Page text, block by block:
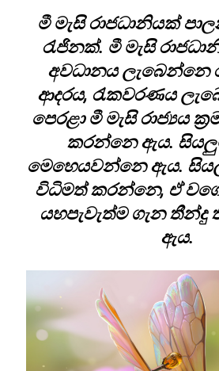
මී මැසි රාජධානියක්
රැජිනක්. මී මැසි
අවධානය ලැබෙන්නෙ
ආදරය, රැකවරණය
පෙරළා මී මැසි රාජ්‍යය
කරන්නෙ ඇය.
මෙහෙයවන්නෙ ඇය.
විධිමත් කරන්නෙ, ඒ
යහපැවැත්ම ගැන
ඇය.